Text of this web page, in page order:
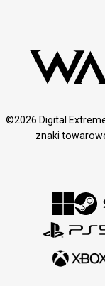
©2026 Digital
znaki